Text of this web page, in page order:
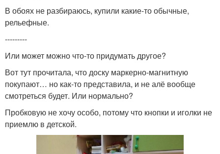
В обоях не разбираюсь, купили какие-то обычные,
рельефные.
---------
Или может можно что-то придумать другое?
Вот тут прочитала, что доску маркерно-магнитную
покупают… но как-то представила, и не алё вообще
смотреться будет. Или нормально?
Пробковую не хочу особо, потому что кнопки и иголки не
приемлю в детской.